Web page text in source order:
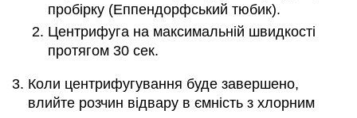
пробірку (Еппендорфський тюбик).
Центрифуга на максимальній швидкості
протягом 30 сек.
Коли центрифугування буде завершено,
влийте розчин відвару в ємність з хлорним